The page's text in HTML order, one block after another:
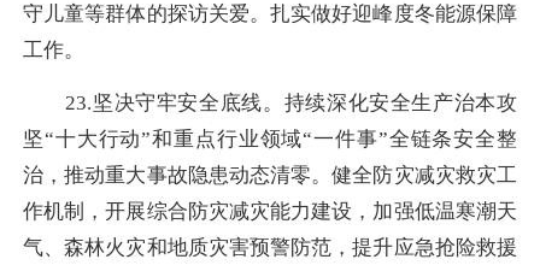
守儿童等群体的探访关爱。扎实做好迎峰度冬能源保障
工作。
23.坚决守牢安全底线。持续深化安全生产治本攻
坚“十大行动”和重点行业领域“一件事”全链条安全整
治，推动重大事故隐患动态清零。健全防灾减灾救灾工
作机制，开展综合防灾减灾能力建设，加强低温寒潮天
气、森林火灾和地质灾害预警防范，提升应急抢险救援